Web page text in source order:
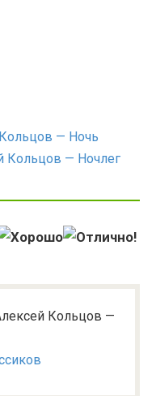
— Ночь
Кольцов — Ночлег
Кольцов —